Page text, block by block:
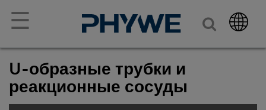
☰
U-образные трубки и
реакционные сосуды